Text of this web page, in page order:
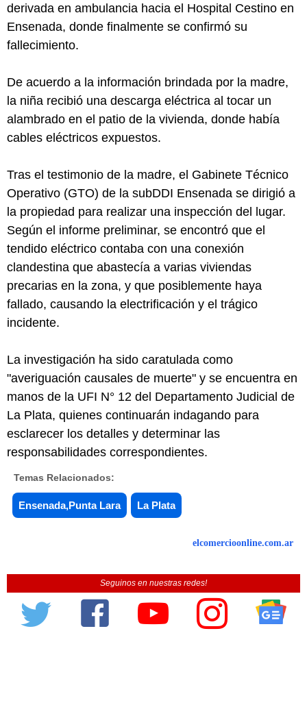
derivada en ambulancia hacia el Hospital Cestino en
Ensenada, donde finalmente se confirmó su
fallecimiento.
De acuerdo a la información brindada por la madre,
la niña recibió una descarga eléctrica al tocar un
alambrado en el patio de la vivienda, donde había
cables eléctricos expuestos.
Tras el testimonio de la madre, el Gabinete Técnico
Operativo (GTO) de la subDDI Ensenada se dirigió a
la propiedad para realizar una inspección del lugar.
Según el informe preliminar, se encontró que el
tendido eléctrico contaba con una conexión
clandestina que abastecía a varias viviendas
precarias en la zona, y que posiblemente haya
fallado, causando la electrificación y el trágico
incidente.
La investigación ha sido caratulada como
"averiguación causales de muerte" y se encuentra en
manos de la UFI N° 12 del Departamento Judicial de
La Plata, quienes continuarán indagando para
esclarecer los detalles y determinar las
responsabilidades correspondientes.
Temas Relacionados:
Ensenada,Punta Lara La Plata
elcomercioonline.com.ar
Seguinos en nuestras redes!